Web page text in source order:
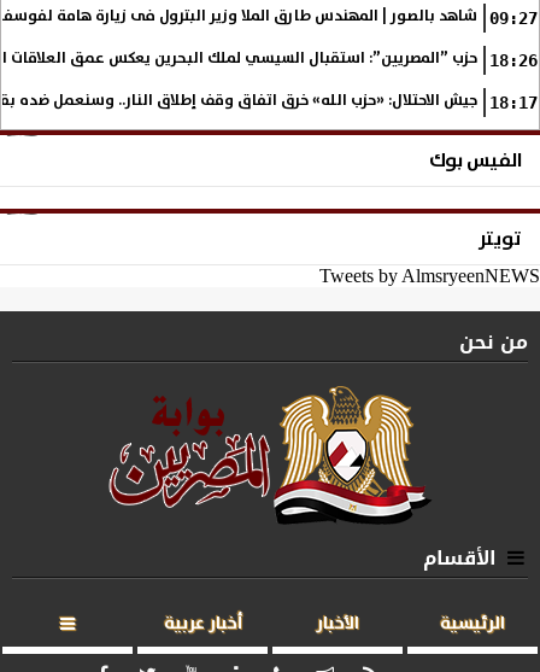
09:27 شاهد بالصور | المهندس طارق الملا وزير البترول فى زيارة هامة
18:26 حزب ”المصريين”: استقبال السيسي لملك البحرين يعكس عمق العلاقات
18:17 جيش الاحتلال: «حزب الله» خرق اتفاق وقف إطلاق النار.. وسنعمل ضده
الفيس بوك
تويتر
Tweets by AlmsryeenNEWS
من نحن
الأقسام
الرئيسية الأخبار أخبار عربية